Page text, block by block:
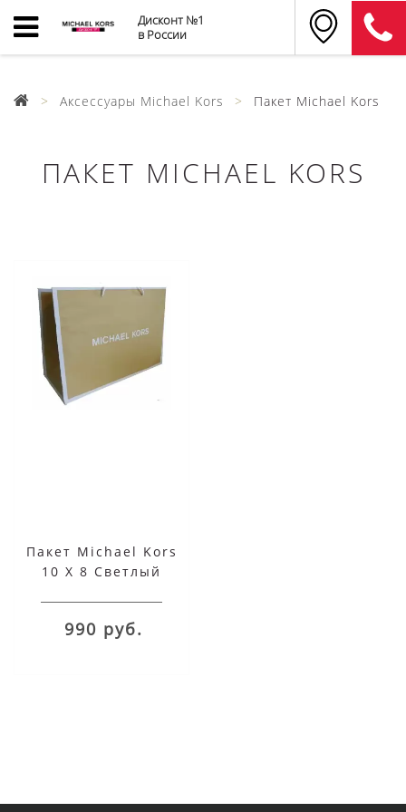
Дисконт №1
в России
Аксессуары Michael Kors Пакет Michael Kors
ПАКЕТ MICHAEL KORS
Пакет Michael Kors
10 X 8 Светлый
990 руб.